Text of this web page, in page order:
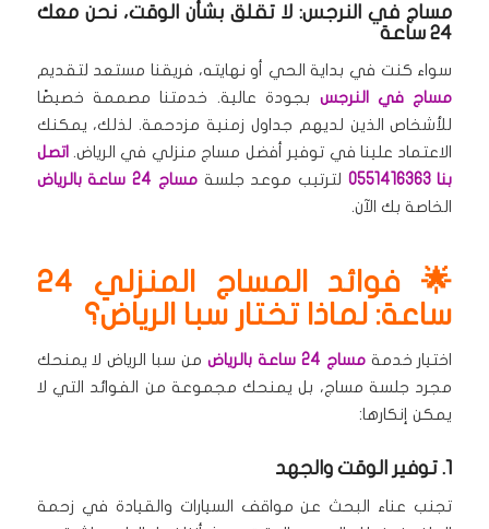
مساج في النرجس: لا تقلق بشأن الوقت، نحن معك
24 ساعة
سواء كنت في بداية الحي أو نهايته، فريقنا مستعد لتقديم
مساج في النرجس بجودة عالية. خدمتنا مصممة خصيصًا
للأشخاص الذين لديهم جداول زمنية مزدحمة. لذلك، يمكنك
الاعتماد علينا في توفير أفضل مساج منزلي في الرياض. اتصل
بنا 0551416363
لترتيب موعد جلسةمساج 24 ساعة بالرياض
الخاصة بك الآن.
🌟 فوائد المساج المنزلي 24
ساعة: لماذا تختار سبا الرياض؟
اختيار خدمةمساج 24 ساعة بالرياض
من سبا الرياض لا يمنحك
مجرد جلسة مساج، بل يمنحك مجموعة من الفوائد التي لا
يمكن إنكارها:
1. توفير الوقت والجهد
تجنب عناء البحث عن مواقف السيارات والقيادة في زحمة